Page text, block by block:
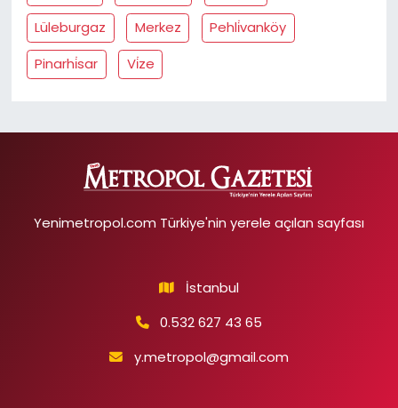
Lüleburgaz
Merkez
Pehli̇vanköy
Pinarhi̇sar
Vi̇ze
Yenimetropol.com Türkiye'nin yerele açılan sayfası
İstanbul
0.532 627 43 65
y.metropol@gmail.com